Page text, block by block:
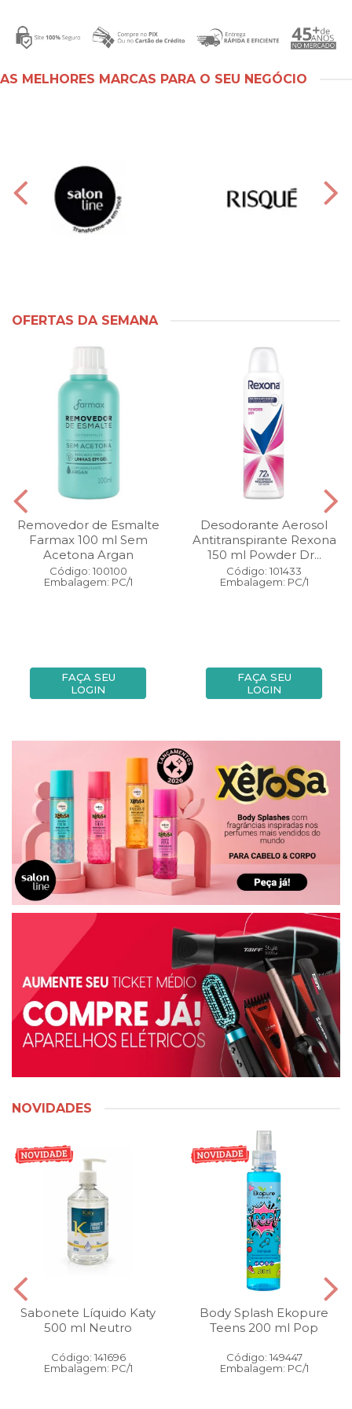
AS MELHORES MARCAS PARA O SEU NEGÓCIO
OFERTAS DA SEMANA
Removedor de Esmalte
Farmax 100 ml Sem
Acetona Argan
Código: 100100
Embalagem: PC/1
FAÇA SEU
LOGIN
Desodorante Aerosol
Antitranspirante Rexona
150 ml Powder Dr...
Código: 101433
Embalagem: PC/1
FAÇA SEU
LOGIN
NOVIDADES
Sabonete Líquido Katy
500 ml Neutro
Código: 141696
Embalagem: PC/1
Body Splash Ekopure
Teens 200 ml Pop
Código: 149447
Embalagem: PC/1